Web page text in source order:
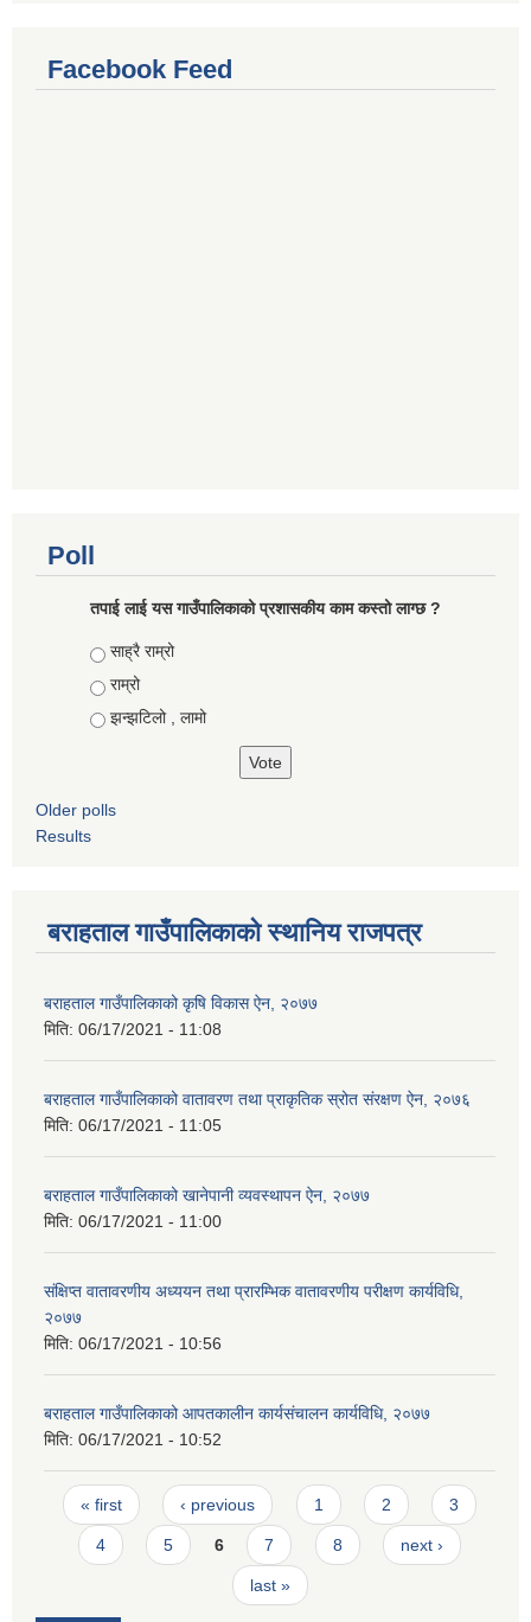
Facebook Feed
Poll
तपाई लाई यस गाउँपालिकाको प्रशासकीय काम कस्तो लाग्छ ?
Choices
साह्रै राम्रो
राम्रो
झन्झटिलो , लामो
Older polls
Results
बराहताल गाउँपालिकाको स्थानिय राजपत्र
बराहताल गाउँपालिकाको कृषि विकास ऐन, २०७७
मिति: 06/17/2021 - 11:08
बराहताल गाउँपालिकाको वातावरण तथा प्राकृतिक स्रोत संरक्षण ऐन, २०७६
मिति: 06/17/2021 - 11:05
बराहताल गाउँपालिकाको खानेपानी व्यवस्थापन ऐन, २०७७
मिति: 06/17/2021 - 11:00
संक्षिप्त वातावरणीय अध्ययन तथा प्रारम्भिक वातावरणीय परीक्षण कार्यविधि,
२०७७
मिति: 06/17/2021 - 10:56
बराहताल गाउँपालिकाको आपतकालीन कार्यसंचालन कार्यविधि, २०७७
मिति: 06/17/2021 - 10:52
Pages
« first ‹ previous 1 2 3
4 5 6 7 8 next ›
last »